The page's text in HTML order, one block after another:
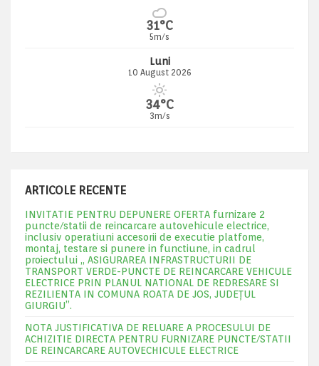
31°C
5m/s
Luni
10 August 2026
34°C
3m/s
ARTICOLE RECENTE
INVITATIE PENTRU DEPUNERE OFERTA furnizare 2
puncte/statii de reincarcare autovehicule electrice,
inclusiv operatiuni accesorii de executie platfome,
montaj, testare si punere in functiune, in cadrul
proiectului „ ASIGURAREA INFRASTRUCTURII DE
TRANSPORT VERDE-PUNCTE DE REINCARCARE VEHICULE
ELECTRICE PRIN PLANUL NATIONAL DE REDRESARE SI
REZILIENTA IN COMUNA ROATA DE JOS, JUDEŢUL
GIURGIU”.
NOTA JUSTIFICATIVA DE RELUARE A PROCESULUI DE
ACHIZITIE DIRECTA PENTRU FURNIZARE PUNCTE/STATII
DE REINCARCARE AUTOVECHICULE ELECTRICE